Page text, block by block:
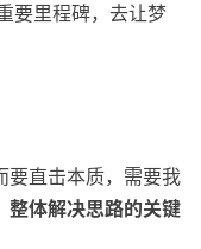
要里程碑，去让梦
要直击本质，需要我
整体解决思路的关键